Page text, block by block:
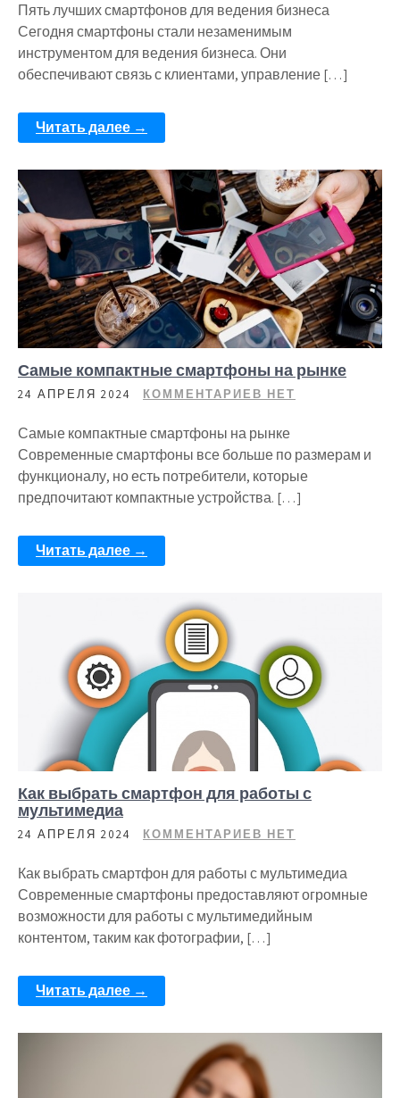
Пять лучших смартфонов для ведения бизнеса
Сегодня смартфоны стали незаменимым
инструментом для ведения бизнеса. Они
обеспечивают связь с клиентами, управление […]
Читать далее →
Самые компактные смартфоны на рынке
24 АПРЕЛЯ 2024 КОММЕНТАРИЕВ НЕТ
Самые компактные смартфоны на рынке
Современные смартфоны все больше по размерам и
функционалу, но есть потребители, которые
предпочитают компактные устройства. […]
Читать далее →
Как выбрать смартфон для работы с
мультимедиа
24 АПРЕЛЯ 2024 КОММЕНТАРИЕВ НЕТ
Как выбрать смартфон для работы с мультимедиа
Современные смартфоны предоставляют огромные
возможности для работы с мультимедийным
контентом, таким как фотографии, […]
Читать далее →